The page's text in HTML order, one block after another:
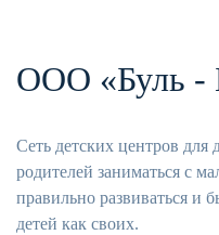
ООО «Буль -
Сеть детских центров
родителей заниматься с
правильно развиваться
детей как своих.